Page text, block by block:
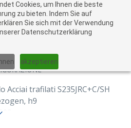
Cookies, um Ihnen die beste
zu bieten. Indem Sie auf
Sie sich mit der Verwendung
Datenschutzerklärung
akzeptieren
Acciai trafilati S235JRC+C/SH
h9